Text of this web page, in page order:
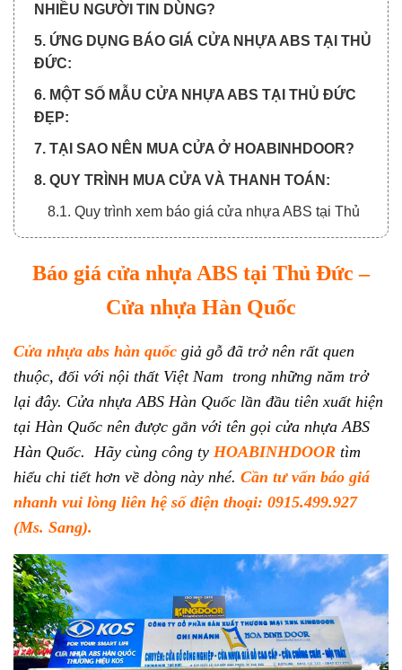
NHIỀU NGƯỜI TIN DÙNG?
5. ỨNG DỤNG BÁO GIÁ CỬA NHỰA ABS TẠI THỦ
ĐỨC:
6. MỘT SỐ MẪU CỬA NHỰA ABS TẠI THỦ ĐỨC
ĐẸP:
7. TẠI SAO NÊN MUA CỬA Ở HOABINHDOOR?
8. QUY TRÌNH MUA CỬA VÀ THANH TOÁN:
8.1. Quy trình xem báo giá cửa nhựa ABS tại Thủ
Đức online:
8.2. Quy trình thanh toán chia làm 3 đợt:
Báo giá cửa nhựa ABS tại Thủ Đức –
Cửa nhựa Hàn Quốc
Cửa nhựa abs hàn quốc giả gỗ đã trở nên rất quen
thuộc, đối với nội thất Việt Nam trong những năm trở
lại đây. Cửa nhựa ABS Hàn Quốc lần đầu tiên xuất hiện
tại Hàn Quốc nên được gắn với tên gọi cửa nhựa ABS
Hàn Quốc. Hãy cùng công ty HOABINHDOOR tìm
hiểu chi tiết hơn về dòng này nhé. Cần tư vấn báo giá
nhanh vui lòng liên hệ số điện thoại: 0915.499.927
(Ms. Sang).